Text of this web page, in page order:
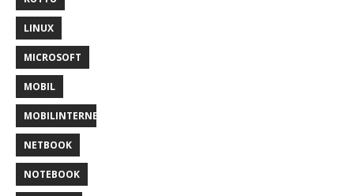
LINUX
MICROSOFT
MOBIL
MOBILINTERNET
NETBOOK
NOTEBOOK